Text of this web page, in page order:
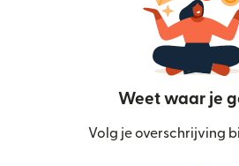
Weet waar je
Volg je overschrijving